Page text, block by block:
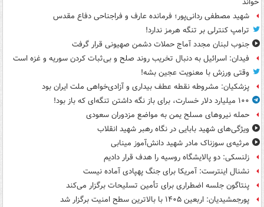
شهید مصطفی ردانی‌پور؛ فرمانده عارف و فراجناحی دفاع مقدس
ترامپ کنترلی بر تنگه هرمز ندارد!
جنوب لبنان مجدد آماج حملات دشمن صهیونی قرار گرفت
فیدان: اسرائیل به دنبال تخریب روند صلح و بی‌ثبات کردن سوریه و غزه است
وقتی ورزش با معنویت عجین بشه!
پزشکیان: مشروطه نقطه عطف بیداری و آزادی‌خواهی ملت ایران بود
۱۰۰ میلیارد دلار خسارت، برای باز نگه داشتن تنگه‌ای که باز بود!
حمله نیروهای مسلح یمن به مواضع مزدوران سعودی
ویژگی‌های شهید بابایی در نگاه رهبر شهید انقلاب
مرثیه‌ی سوزناک مادر شهید دانش‌آموز مینابی
زلنسکی: دو پالایشگاه روسیه را هدف قرار دادیم
نشنال اینترست: آمریکا برای جنگ پهپادی آماده نیست
پنتاگون جلسه اضطراری برای تأمین تسلیحات برگزار می‌کند
پورجمشیدیان: اربعین ۱۴۰۵ با بالاترین سطح امنیت برگزار شد